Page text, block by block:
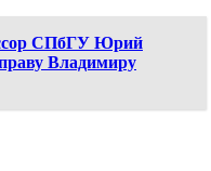
СПбГУ Юрий
Владимиру